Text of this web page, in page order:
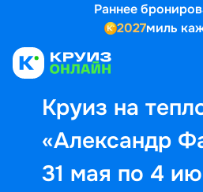
Раннее
2027миль
Круиз на
«Александр
31 мая по 4
Выбор